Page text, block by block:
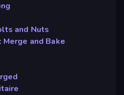
and Nuts
Merge and Bake